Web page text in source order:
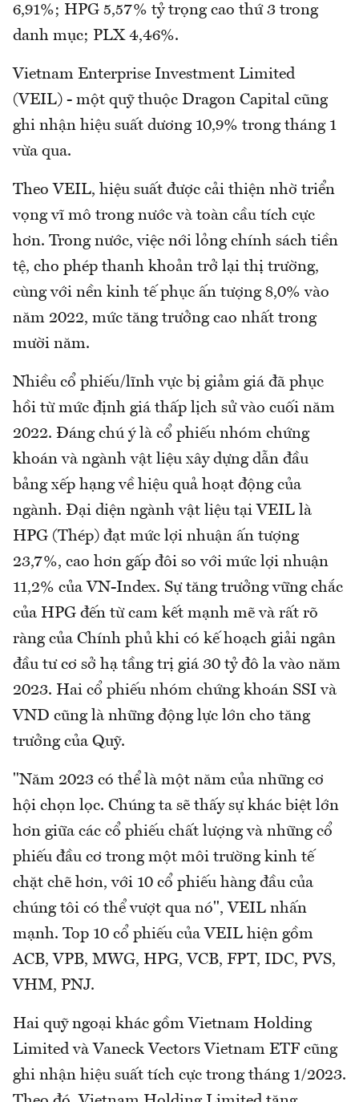
6,91%; HPG 5,57% tỷ trọng cao thứ 3 trong
danh mục; PLX 4,46%.
Vietnam Enterprise Investment Limited
(VEIL) - một quỹ thuộc Dragon Capital cũng
ghi nhận hiệu suất dương 10,9% trong tháng 1
vừa qua.
Theo VEIL, hiệu suất được cải thiện nhờ triển
vọng vĩ mô trong nước và toàn cầu tích cực
hơn. Trong nước, việc nới lỏng chính sách tiền
tệ, cho phép thanh khoản trở lại thị trường,
cùng với nền kinh tế phục ấn tượng 8,0% vào
năm 2022, mức tăng trưởng cao nhất trong
mười năm.
Nhiều cổ phiếu/lĩnh vực bị giảm giá đã phục
hồi từ mức định giá thấp lịch sử vào cuối năm
2022. Đáng chú ý là cổ phiếu nhóm chứng
khoán và ngành vật liệu xây dựng dẫn đầu
bảng xếp hạng về hiệu quả hoạt động của
ngành. Đại diện ngành vật liệu tại VEIL là
HPG (Thép) đạt mức lợi nhuận ấn tượng
23,7%, cao hơn gấp đôi so với mức lợi nhuận
11,2% của VN-Index. Sự tăng trưởng vững chắc
của HPG đến từ cam kết mạnh mẽ và rất rõ
ràng của Chính phủ khi có kế hoạch giải ngân
đầu tư cơ sở hạ tầng trị giá 30 tỷ đô la vào năm
2023. Hai cổ phiếu nhóm chứng khoán SSI và
VND cũng là những động lực lớn cho tăng
trưởng của Quỹ.
"Năm 2023 có thể là một năm của những cơ
hội chọn lọc. Chúng ta sẽ thấy sự khác biệt lớn
hơn giữa các cổ phiếu chất lượng và những cổ
phiếu đầu cơ trong một môi trường kinh tế
chặt chẽ hơn, với 10 cổ phiếu hàng đầu của
chúng tôi có thể vượt qua nó", VEIL nhấn
mạnh. Top 10 cổ phiếu của VEIL hiện gồm
ACB, VPB, MWG, HPG, VCB, FPT, IDC, PVS,
VHM, PNJ.
Hai quỹ ngoại khác gồm Vietnam Holding
Limited và Vaneck Vectors Vietnam ETF cũng
ghi nhận hiệu suất tích cực trong tháng 1/2023.